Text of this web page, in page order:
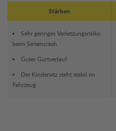
Stärken
Sehr geringes Verletzungsrisiko
beim Seitencrash
Guter Gurtverlauf
Der Kindersitz steht stabil im
Fahrzeug